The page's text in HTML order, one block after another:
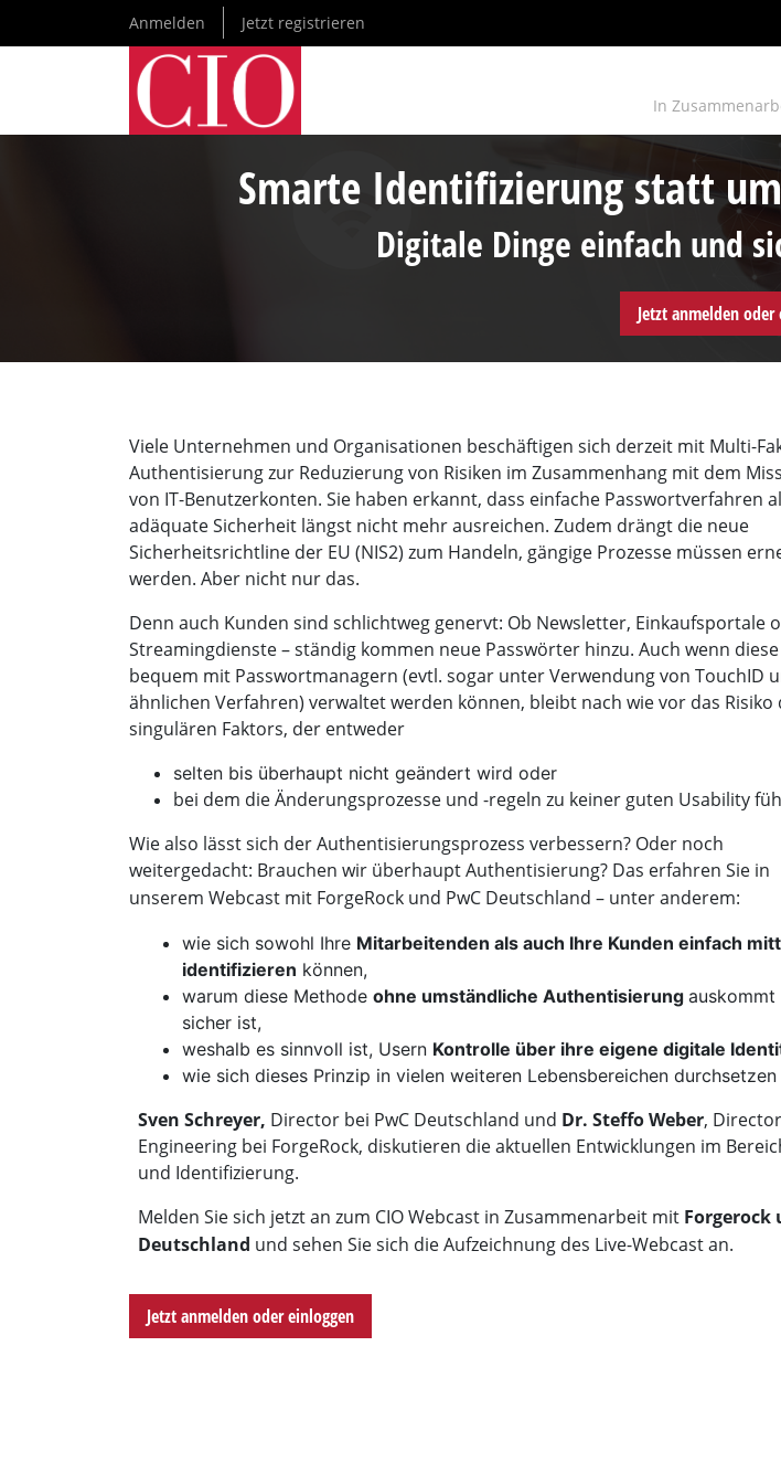
Anmelden Jetzt registrieren
In
Smarte Identifizierung statt
Digitale Dinge einfach und
Jetzt anmelden oder
Viele Unternehmen und Organisationen beschäftigen sich derzeit mit Multi-
Authentisierung zur Reduzierung von Risiken im Zusammenhang mit dem
von IT-Benutzerkonten. Sie haben erkannt, dass einfache Passwortverfahren
adäquate Sicherheit längst nicht mehr ausreichen. Zudem drängt die neue
Sicherheitsrichtline der EU (NIS2) zum Handeln, gängige Prozesse müssen
werden. Aber nicht nur das.
Denn auch Kunden sind schlichtweg genervt: Ob Newsletter, Einkaufsportale
Streamingdienste – ständig kommen neue Passwörter hinzu. Auch wenn diese
bequem mit Passwortmanagern (evtl. sogar unter Verwendung von TouchID
ähnlichen Verfahren) verwaltet werden können, bleibt nach wie vor das Risiko
singulären Faktors, der entweder
selten bis überhaupt nicht geändert wird oder
bei dem die Änderungsprozesse und -regeln zu keiner guten Usability
Wie also lässt sich der Authentisierungsprozess verbessern? Oder noch
weitergedacht: Brauchen wir überhaupt Authentisierung? Das erfahren Sie in
unserem Webcast mit ForgeRock und PwC Deutschland – unter anderem:
wie sich sowohl Ihre Mitarbeitenden als auch Ihre Kunden einfach
identifizieren können,
warum diese Methode ohne umständliche Authentisierung auskommt
sicher ist,
weshalb es sinnvoll ist, Usern Kontrolle über ihre eigene digitale
wie sich dieses Prinzip in vielen weiteren Lebensbereichen
Sven Schreyer, Director bei PwC Deutschland und Dr. Steffo Weber,
Engineering bei ForgeRock, diskutieren die aktuellen Entwicklungen im
und Identifizierung.
Melden Sie sich jetzt an zum CIO Webcast in Zusammenarbeit mit Forgerock
Deutschland und sehen Sie sich die Aufzeichnung des Live-Webcast an.
Jetzt anmelden oder einloggen
Sven Hansel
für COMPUTERWOCHE und CIO
Sven Schreyer